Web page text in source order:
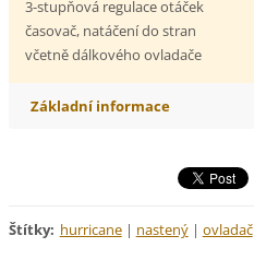
3-stupňová regulace otáček
časovač, natáčení do stran
včetně dálkového ovladače
Základní informace
Štítky: hurricane | nastený | ovladač